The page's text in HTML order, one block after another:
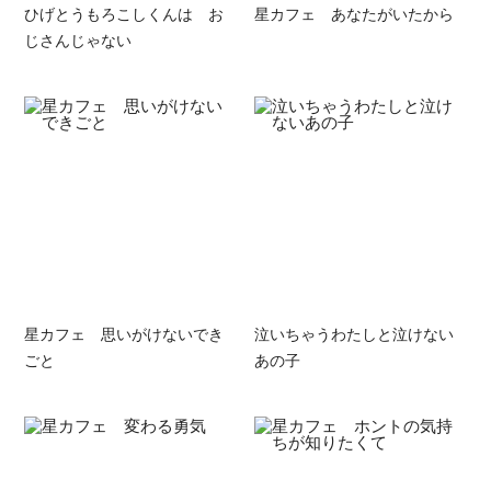
ひげとうもろこしくんは お
じさんじゃない
星カフェ あなたがいたから
星カフェ 思いがけないでき
ごと
泣いちゃうわたしと泣けない
あの子